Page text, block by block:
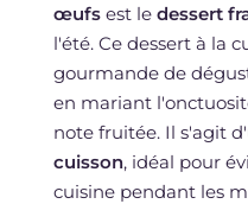
œufsest le dessert
l'été. Ce dessert à la
gourmande de
en mariant
note fruitée. Il s'agit
cuisson, idéal pour
cuisine pendant les